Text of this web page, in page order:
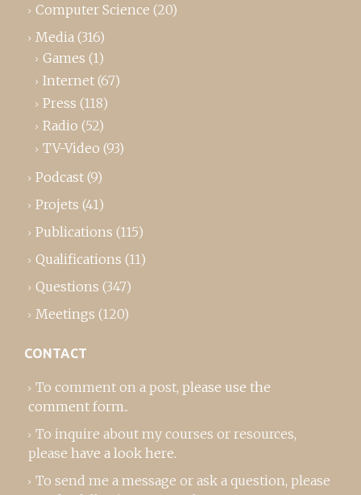
Computer Science (20)
Media (316)
Games (1)
Internet (67)
Press (118)
Radio (52)
TV-Video (93)
Podcast (9)
Projets (41)
Publications (115)
Qualifications (11)
Questions (347)
Meetings (120)
CONTACT
To comment on a post, please use the
comment form..
To inquire about my courses or resources,
please have a look here.
To send me a message or ask a question, please